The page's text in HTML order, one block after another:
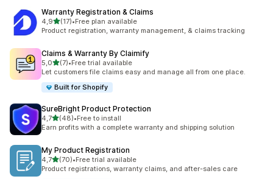
Warranty Registration & Claims
4,9z 5 hvězd
(17)
Celkový počet recenzí: 17
•Free plan available
Product registration, warranty management, & claims tracking
Claims & Warranty By Claimify
5,0z 5 hvězd
(7)
Celkový počet recenzí: 7
•Free trial available
Let customers file claims easy and manage all from one place.
Built for Shopify
SureBright Product Protection
4,7z 5 hvězd
(48)
Celkový počet recenzí: 48
•Free to install
Earn profits with a complete warranty and shipping solution
My Product Registration
4,7z 5 hvězd
(70)
Celkový počet recenzí: 70
•Free trial available
Product registrations, warranty claims, and after-sales care